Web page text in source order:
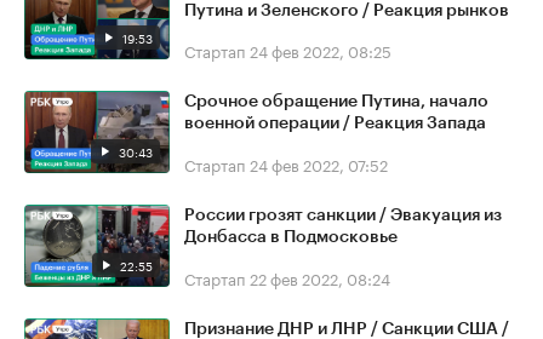
19:53
Путина и Зеленского / Реакция рынков
Стартап 24 фев 2022, 08:25
30:43
Срочное обращение Путина, начало
военной операции / Реакция Запада
Стартап 24 фев 2022, 07:52
22:55
России грозят санкции / Эвакуация из
Донбасса в Подмосковье
Стартап 22 фев 2022, 08:24
Признание ДНР и ЛНР / Санкции США /